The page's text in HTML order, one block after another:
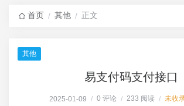
首页 / 其他 / 正文
其他
易支付码支付接口
2025-01-09 / 0 评论 / 233 阅读 / 未收